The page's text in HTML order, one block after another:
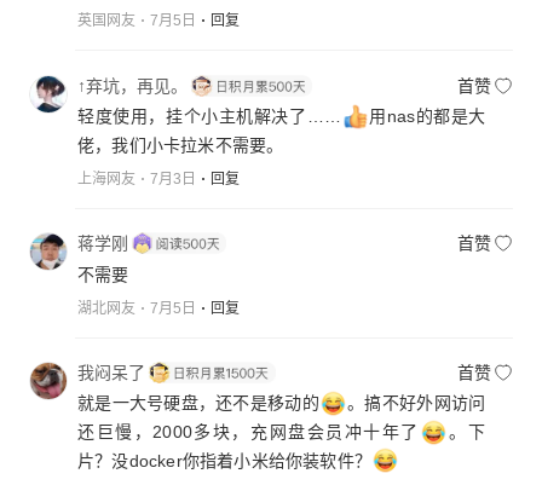
英国网友 7月5日 回复
↑弃坑，再见。
首赞
轻度使用，挂个小主机解决了……
用nas的都是大
佬，我们小卡拉米不需要。
上海网友 7月3日 回复
蒋学刚
首赞
不需要
湖北网友 7月5日 回复
我闷呆了
首赞
就是一大号硬盘，还不是移动的
。搞不好外网访问
还巨慢，2000多块，充网盘会员冲十年了
。下
片？没docker你指着小米给你装软件？